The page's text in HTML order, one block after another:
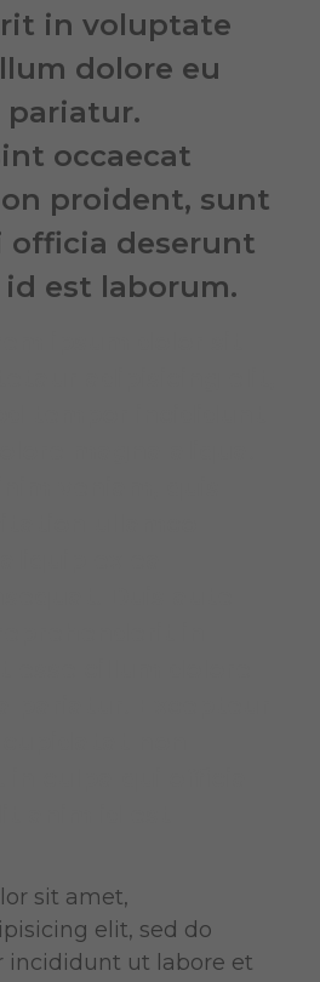
in voluptate
dolore eu
occaecat
proident, sunt
officia deserunt
est laborum.
sit amet,
elit, sed do
incididunt ut labore et